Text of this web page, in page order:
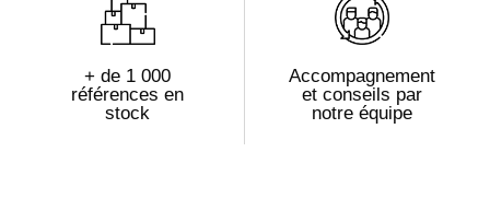
+ de 1 000
références en
stock
Accompagnement
et conseils par
notre équipe